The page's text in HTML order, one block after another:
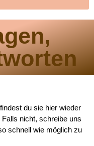
du sie hier wieder
nicht, schreibe uns
schnell wie möglich zu